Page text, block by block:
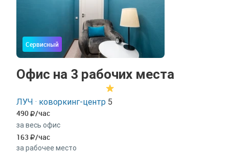
Сервисный
Офис на 3 рабочих места
ЛУЧ · коворкинг-центр 5
490 /час
за весь офис
163 /час
за рабочее место